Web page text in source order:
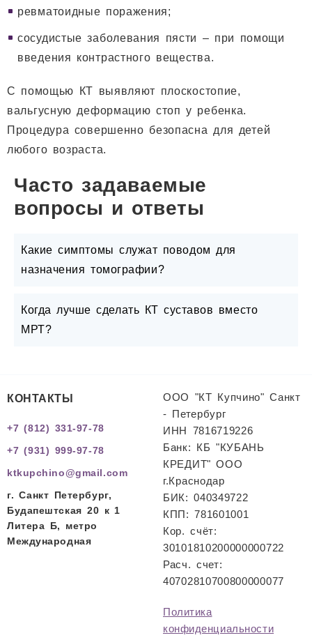
ревматоидные поражения;
сосудистые заболевания пясти – при помощи
введения контрастного вещества.
С помощью КТ выявляют плоскостопие,
вальгусную деформацию стоп у ребенка.
Процедура совершенно безопасна для детей
любого возраста.
Часто задаваемые
вопросы и ответы
Какие симптомы служат поводом для
назначения томографии?
Когда лучше сделать КТ суставов вместо
МРТ?
КОНТАКТЫ
+7 (812) 331-97-78
+7 (931) 999-97-78
ktkupchino@gmail.com
г. Санкт Петербург,
Будапештская 20 к 1
Литера Б, метро
Международная
ООО "КТ Купчино" Санкт
- Петербург
ИНН 7816719226
Банк: КБ "КУБАНЬ
КРЕДИТ" ООО
г.Краснодар
БИК: 040349722
КПП: 781601001
Кор. счёт:
30101810200000000722
Расч. счет:
40702810700800000077
Политика
конфиденциальности